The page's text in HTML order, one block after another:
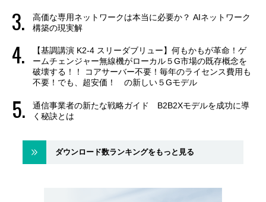
高価な専用ネットワークは本当に必要か？ AIネットワーク
構築の現実解
【基調講演 K2-4 スリーダブリュー】何もかもが革命！ゲ
ームチェンジャー無線機がローカル５G市場の既存概念を
破壊する！！ コアサーバー不要！毎年のライセンス費用も
不要！でも、超安価！ の新しい５Gモデル
通信事業者の新たな戦略ガイド B2B2Xモデルを成功に導
く秘訣とは
ダウンロード数ランキングをもっと見る